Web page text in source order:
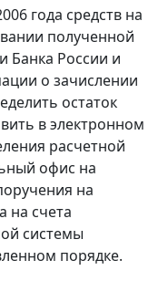
года средств на
полученной
Банка России и
о зачислении
остаток
в электронном
расчетной
офис на
на
на счета
системы
порядке.